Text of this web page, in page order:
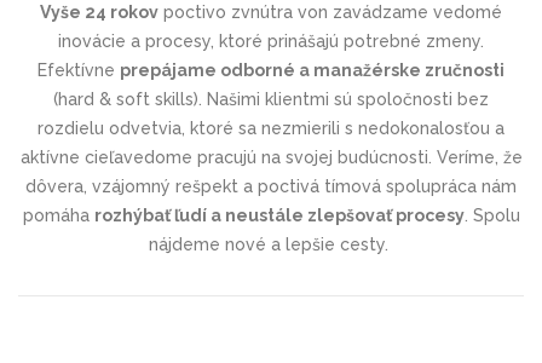
Vyše 24 rokov poctivo zvnútra von zavádzame vedomé
inovácie a procesy, ktoré prinášajú potrebné zmeny.
Efektívne prepájame odborné a manažérske zručnosti
(hard & soft skills). Našimi klientmi sú spoločnosti bez
rozdielu odvetvia, ktoré sa nezmierili s nedokonalosťou a
aktívne cieľavedome pracujú na svojej budúcnosti. Veríme, že
dôvera, vzájomný rešpekt a poctivá tímová spolupráca nám
pomáha rozhýbať ľudí a neustále zlepšovať procesy. Spolu
nájdeme nové a lepšie cesty.